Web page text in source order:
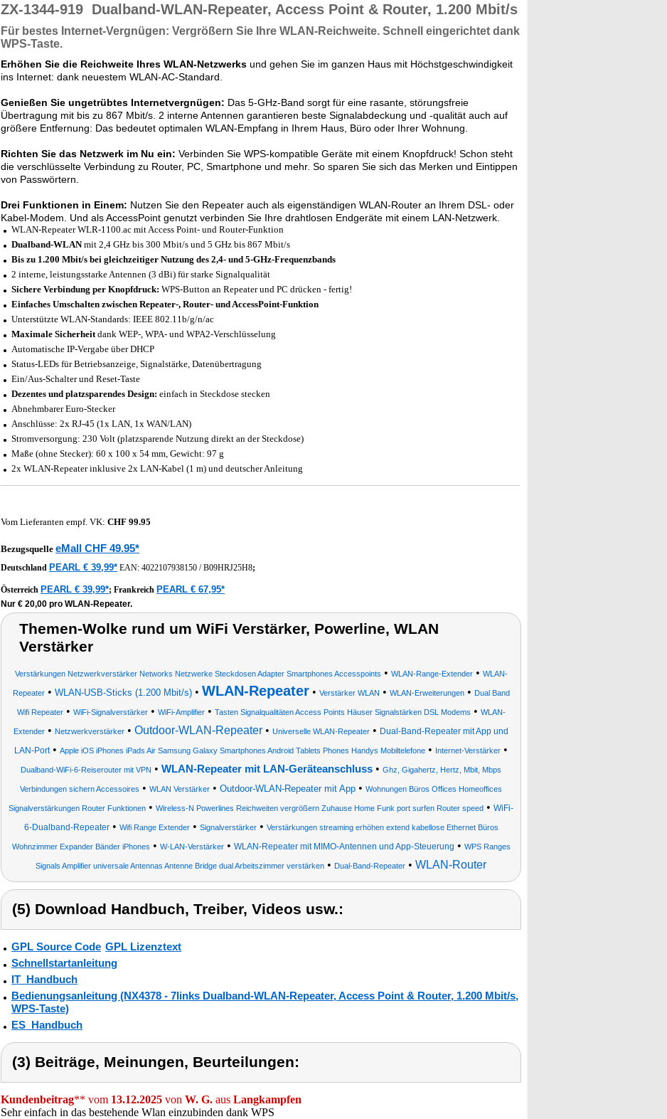
ZX-1344-919 Dualband-WLAN-Repeater, Access Point & Router, 1.200 Mbit/s
Für bestes Internet-Vergnügen: Vergrößern Sie Ihre WLAN-Reichweite. Schnell eingerichtet dank
WPS-Taste.
Erhöhen Sie die Reichweite Ihres WLAN-Netzwerks und gehen Sie im ganzen Haus mit Höchstgeschwindigkeit
ins Internet: dank neuestem WLAN-AC-Standard.
Genießen Sie ungetrübtes Internetvergnügen: Das 5-GHz-Band sorgt für eine rasante, störungsfreie
Übertragung mit bis zu 867 Mbit/s. 2 interne Antennen garantieren beste Signalabdeckung und -qualität auch auf
größere Entfernung: Das bedeutet optimalen WLAN-Empfang in Ihrem Haus, Büro oder Ihrer Wohnung.
Richten Sie das Netzwerk im Nu ein: Verbinden Sie WPS-kompatible Geräte mit einem Knopfdruck! Schon steht
die verschlüsselte Verbindung zu Router, PC, Smartphone und mehr. So sparen Sie sich das Merken und Eintippen
von Passwörtern.
Drei Funktionen in Einem: Nutzen Sie den Repeater auch als eigenständigen WLAN-Router an Ihrem DSL- oder
Kabel-Modem. Und als AccessPoint genutzt verbinden Sie Ihre drahtlosen Endgeräte mit einem LAN-Netzwerk.
WLAN-Repeater WLR-1100.ac mit Access Point- und Router-Funktion
Dualband-WLANmit 2,4 GHz bis 300 Mbit/s und 5 GHz bis 867 Mbit/s
Bis zu 1.200 Mbit/s bei gleichzeitiger Nutzung des 2,4- und 5-GHz-Frequenzbands
2 interne, leistungsstarke Antennen (3 dBi) für starke Signalqualität
Sichere Verbindung per Knopfdruck: WPS-Button an Repeater und PC drücken - fertig!
Einfaches Umschalten zwischen Repeater-, Router- und AccessPoint-Funktion
Unterstützte WLAN-Standards: IEEE 802.11b/g/n/ac
Maximale Sicherheitdank WEP-, WPA- und WPA2-Verschlüsselung
Automatische IP-Vergabe über DHCP
Status-LEDs für Betriebsanzeige, Signalstärke, Datenübertragung
Ein/Aus-Schalter und Reset-Taste
Dezentes und platzsparendes Design: einfach in Steckdose stecken
Abnehmbarer Euro-Stecker
Anschlüsse: 2x RJ-45 (1x LAN, 1x WAN/LAN)
Stromversorgung: 230 Volt (platzsparende Nutzung direkt an der Steckdose)
Maße (ohne Stecker): 60 x 100 x 54 mm, Gewicht: 97 g
2x WLAN-Repeater inklusive 2x LAN-Kabel (1 m) und deutscher Anleitung
Vom Lieferanten empf. VK: CHF 99.95
Bezugsquelle eMall CHF 49.95*
Deutschland PEARL € 39,99* EAN: 4022107938150 /B09HRJ25H8;
Österreich PEARL € 39,99*; Frankreich PEARL € 67,95*
Nur € 20,00 pro WLAN-Repeater.
Themen-Wolke rund um WiFi Verstärker, Powerline, WLAN
Verstärker
Verstärkungen Netzwerkverstärker Networks Netzwerke Steckdosen Adapter Smartphones Accesspoints • WLAN-Range-Extender• WLAN-
Repeater• WLAN-USB-Sticks (1.200 Mbit/s)• WLAN-Repeater• Verstärker WLAN • WLAN-Erweiterungen• Dual Band
Wifi Repeater• WiFi-Signalverstärker• WiFi-Amplifier• Tasten Signalqualitäten Access Points Häuser Signalstärken DSL Modems • WLAN-
Extender • Netzwerkverstärker • Outdoor-WLAN-Repeater • Universelle WLAN-Repeater • Dual-Band-Repeater mit App und
LAN-Port• Apple iOS iPhones iPads Air Samsung Galaxy Smartphones Android Tablets Phones Handys Mobiltelefone • Internet-Verstärker •
Dualband-WiFi-6-Reiserouter mit VPN • WLAN-Repeater mit LAN-Geräteanschluss • Ghz, Gigahertz, Hertz, Mbit, Mbps
Verbindungen sichern Accessoires • WLAN Verstärker • Outdoor-WLAN-Repeater mit App • Wohnungen Büros Offices Homeoffices
Signalverstärkungen Router Funktionen • Wireless-N Powerlines Reichweiten vergrößern Zuhause Home Funk port surfen Router speed • WiFi-
6-Dualband-Repeater• Wifi Range Extender• Signalverstärker• Verstärkungen streaming erhöhen extend kabellose Ethernet Büros
Wohnzimmer Expander Bänder iPhones • W-LAN-Verstärker• WLAN-Repeater mit MIMO-Antennen und App-Steuerung • WPS Ranges
Signals Amplifier universale Antennas Antenne Bridge dual Arbeitszimmer verstärken • Dual-Band-Repeater • WLAN-Router
(5) Download Handbuch, Treiber, Videos usw.:
GPL Source Code GPL Lizenztext
Schnellstartanleitung
IT_Handbuch
Bedienungsanleitung (NX4378 - 7links Dualband-WLAN-Repeater, Access Point & Router, 1.200 Mbit/s,
WPS-Taste)
ES_Handbuch
(3) Beiträge, Meinungen, Beurteilungen:
Kundenbeitrag** vom 13.12.2025 von W. G. aus Langkampfen
Sehr einfach in das bestehende Wlan einzubinden dank WPS